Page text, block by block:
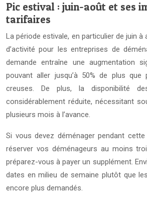
Pic estival : juin-août et ses
tarifaires
La période estivale, en particulier de juin à
d’activité pour les entreprises de
demande entraîne une augmentation
pouvant aller jusqu’à 50% de plus que
creuses. De plus, la disponibilité
considérablement réduite, nécessitant
plusieurs mois à l’avance.
Si vous devez déménager pendant
réserver vos déménageurs au moins
préparez-vous à payer un supplément.
dates en milieu de semaine plutôt que
encore plus demandés.